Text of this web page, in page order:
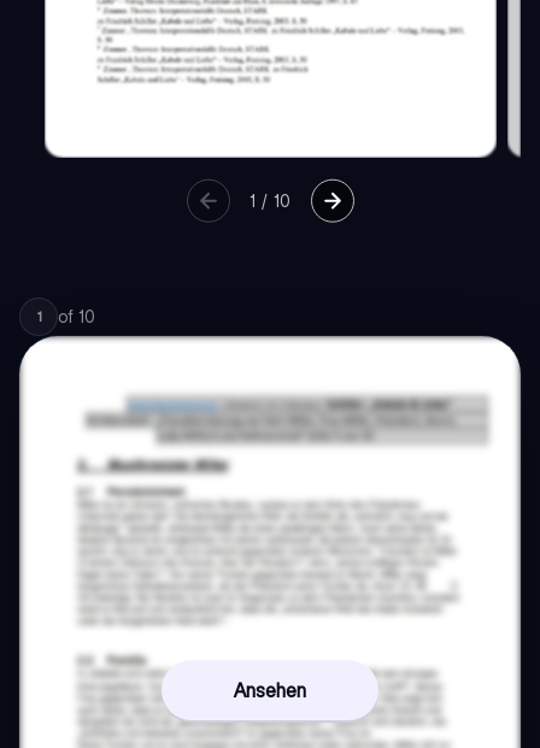
1 / 10
1 of 10
Ansehen